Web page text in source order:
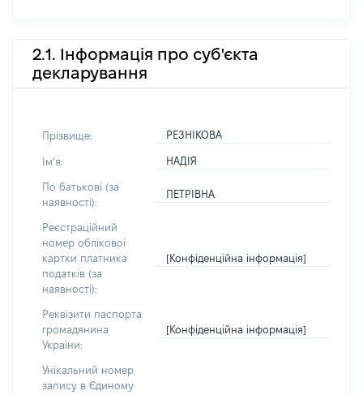
2.1. Інформація про суб'єкта
декларування
Прізвище: РЕЗНІКОВА
Імʼя: НАДІЯ
По батькові (за
наявності):
ПЕТРІВНА
Реєстраційний
номер облікової
картки платника
податків (за
наявності):
[Конфіденційна інформація]
Реквізити паспорта
громадянина
України:
[Конфіденційна інформація]
Унікальний номер
запису в Єдиному